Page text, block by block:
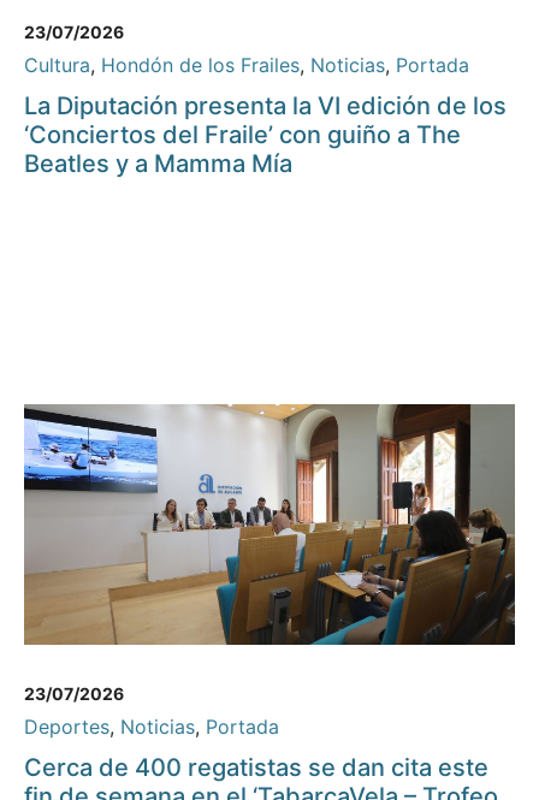
23/07/2026
Cultura, Hondón de los Frailes, Noticias, Portada
La Diputación presenta la VI edición de los
‘Conciertos del Fraile’ con guiño a The
Beatles y a Mamma Mía
23/07/2026
Deportes, Noticias, Portada
Cerca de 400 regatistas se dan cita este